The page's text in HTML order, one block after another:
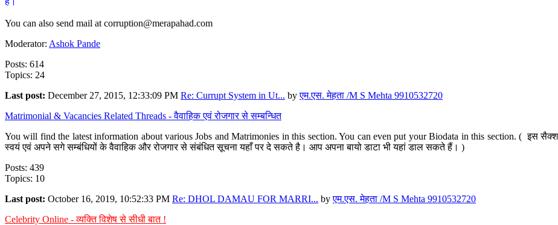
You can also send mail at corruption@merapahad.com
Moderator: Ashok Pande
Posts: 614
Topics: 24
Last post: December 27, 2015, 12:33:09 PM Re: Currupt System in Ut... byएम.एस. मेहता /M S Mehta 9910532720
Matrimonial & Vacancies Related Threads - वैवाहिक एवं रोजगार से सम्बन्धित
You will find the latest information about various Jobs and Matrimonies in this section. You can even put your Biodata in this section. ( इस
स्वयं एवं अपने सगे सम्बंधियों के वैवाहिक और रोजगार से संबंधित सूचना यहाँ पर दे सकते है। आप अपना बायो डाटा भी यहां डाल सकते हैं। )
Posts: 439
Topics: 10
Last post: October 16, 2019, 10:52:33 PM Re: DHOL DAMAU FOR MARRI... byएम.एस. मेहता /M S Mehta 9910532720
Celebrity Online - व्यक्ति विशेष से सीधी बात !